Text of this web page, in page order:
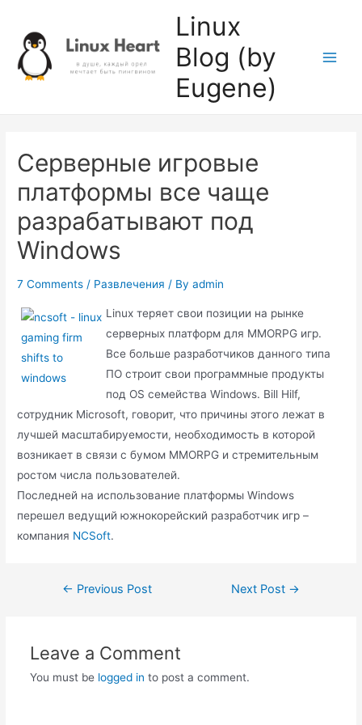
content
Linux
Blog (by
Eugene)
Серверные игровые
платформы все чаще
разрабатывают под
Windows
7 Comments / Развлечения / Byadmin
Linux теряет свои позиции на рынке
серверных платформ для MMORPG игр.
Все больше разработчиков данного типа
ПО строит свои программные продукты
под OS семейства Windows. Bill Hilf,
сотрудник Microsoft, говорит, что причины этого лежат в
лучшей масштабируемости, необходимость в которой
возникает в связи с бумом MMORPG и стремительным
ростом числа пользователей.
Последней на использование платформы Windows
перешел ведущий южнокорейский разработчик игр –
компания NCSoft.
Post← Previous Post Next Post →
Leave a Comment
You must be logged in to post a comment.